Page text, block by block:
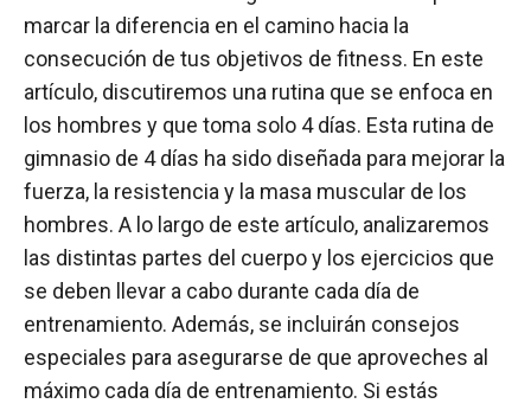
marcar la diferencia en el camino hacia la
consecución de tus objetivos de fitness. En este
artículo, discutiremos una rutina que se enfoca en
los hombres y que toma solo 4 días. Esta rutina de
gimnasio de 4 días ha sido diseñada para mejorar la
fuerza, la resistencia y la masa muscular de los
hombres. A lo largo de este artículo, analizaremos
las distintas partes del cuerpo y los ejercicios que
se deben llevar a cabo durante cada día de
entrenamiento. Además, se incluirán consejos
especiales para asegurarse de que aproveches al
máximo cada día de entrenamiento. Si estás